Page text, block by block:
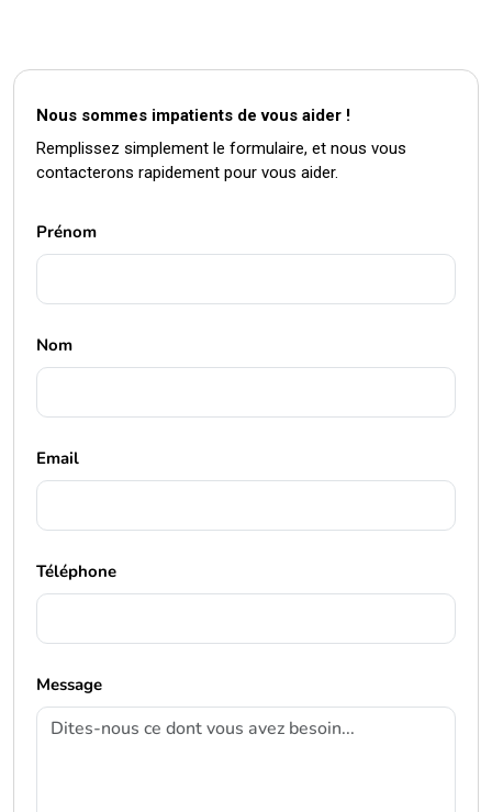
Nous sommes impatients de vous aider !
Remplissez simplement le formulaire, et nous vous
contacterons rapidement pour vous aider.
Prénom
Nom
Email
Téléphone
Message